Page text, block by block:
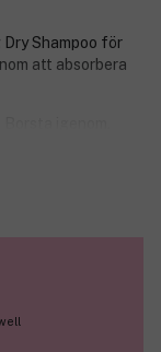
Shampoo för
att absorbera